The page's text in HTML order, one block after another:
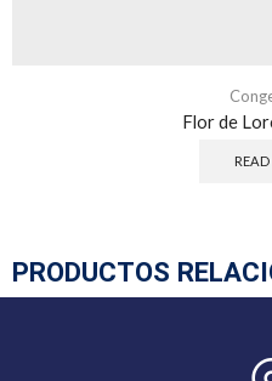
Flor de
PRODUCTOS